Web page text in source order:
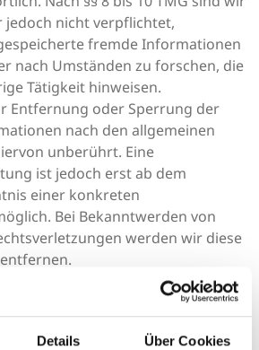
Details Über Cookies
jedoch nicht verpflichtet,
fremde Informationen
nach Umständen zu forschen, die
Tätigkeit hinweisen.
Entfernung oder Sperrung der
nach den allgemeinen
unberührt. Eine
ist jedoch erst ab dem
einer konkreten
Bei Bekanntwerden von
werden wir diese
Links zu externen Webseiten
wir keinen Einfluss haben.